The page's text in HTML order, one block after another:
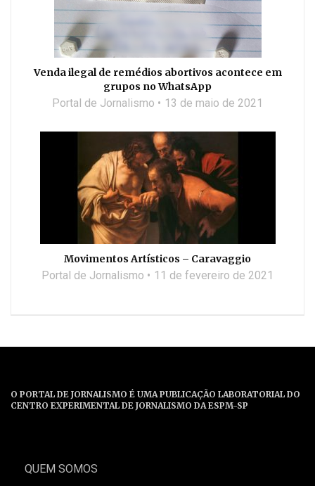
Venda ilegal de remédios abortivos acontece em
grupos no WhatsApp
Portal de Jornalismo 13 de maio de 2021
Movimentos Artísticos – Caravaggio
Portal de Jornalismo 11 de fevereiro de 2021
O PORTAL DE JORNALISMO É UMA PUBLICAÇÃO LABORATORIAL DO
CENTRO EXPERIMENTAL DE JORNALISMO DA ESPM-SP
QUEM SOMOS